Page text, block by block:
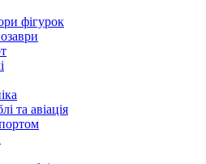
фігурок
та авіація